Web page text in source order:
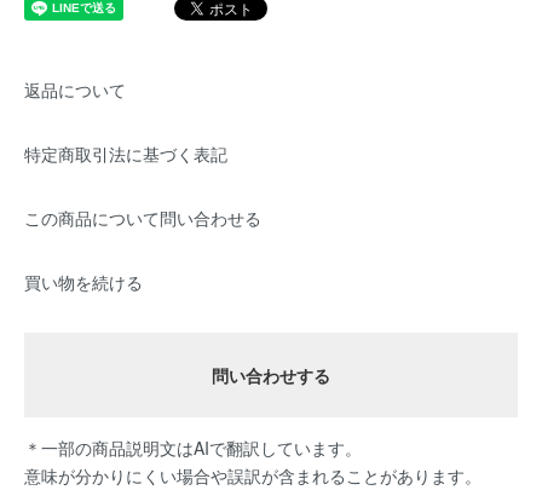
返品について
特定商取引法に基づく表記
この商品について問い合わせる
買い物を続ける
問い合わせする
＊一部の商品説明文はAIで翻訳しています。
意味が分かりにくい場合や誤訳が含まれることがあります。